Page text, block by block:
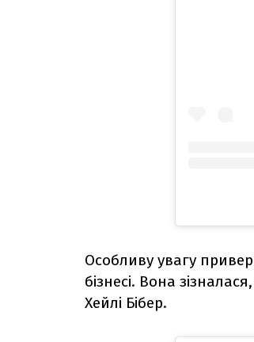
Особливу увагу
бізнесі. Вона
Хейлі Бібер.